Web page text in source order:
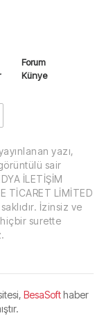
Forum
Künye
yazı,
sair
İLETİŞİM
TİCARET LİMİTED
İzinsiz ve
surette
BesaSofthaber